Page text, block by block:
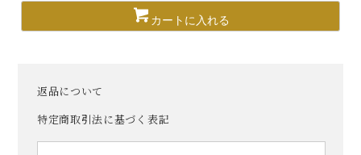
カートに入れる
返品について
特定商取引法に基づく表記